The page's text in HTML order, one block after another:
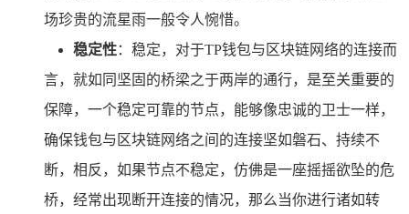
场珍贵的流星雨一般令人惋惜。
稳定性：稳定，对于TP钱包与区块链网络的连接而
言，就如同坚固的桥梁之于两岸的通行，是至关重要的
保障，一个稳定可靠的节点，能够像忠诚的卫士一样，
确保钱包与区块链网络之间的连接坚如磐石、持续不
断，相反，如果节点不稳定，仿佛是一座摇摇欲坠的危
桥，经常出现断开连接的情况，那么当你进行诸如转